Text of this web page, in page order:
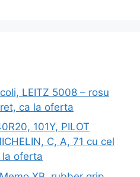
LEITZ 5008 – rosu
ca la oferta
101Y, PILOT
C, A, 71 cu cel
la oferta